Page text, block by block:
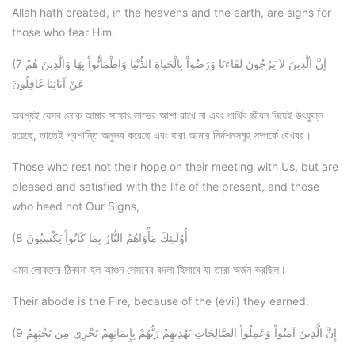
Allah hath created, in the heavens and the earth, are signs for
those who fear Him.
(7 إَنَّ الَّذِينَ لاَ يَرْجُونَ لِقَاءنَا وَرَضُواْ بِالْحَياةِ الدُّنْيَا وَاطْمَأَنُّواْ بِهَا وَالَّذِينَ هُمْ
عَنْ آيَاتِنَا غَافِلُونَ
অবশ্যই যেসব লোক আমার সাক্ষাৎ লাভের আশা রাখে না এবং পার্থিব জীবন নিয়েই উৎফুল্ল
রয়েছে, তাতেই প্রশান্তি অনুভব করেছে এবং যারা আমার নির্দশনসমূহ সম্পর্কে বেখবর।
Those who rest not their hope on their meeting with Us, but are
pleased and satisfied with the life of the present, and those
who heed not Our Signs,
(8 أُوْلَـئِكَ مَأْوَاهُمُ النُّارُ بِمَا كَانُواْ يَكْسِبُونَ
এমন লোকদের ঠিকানা হল আগুন সেসবের বদলা হিসাবে যা তারা অর্জন করছিল।
Their abode is the Fire, because of the (evil) they earned.
(9 إِنَّ الَّذِينَ آمَنُواْ وَعَمِلُواْ الصَّالِحَاتِ يَهْدِيهِمْ رَبُّهُمْ بِإِيمَانِهِمْ تَجْرِي مِن تَحْتِهِمُ